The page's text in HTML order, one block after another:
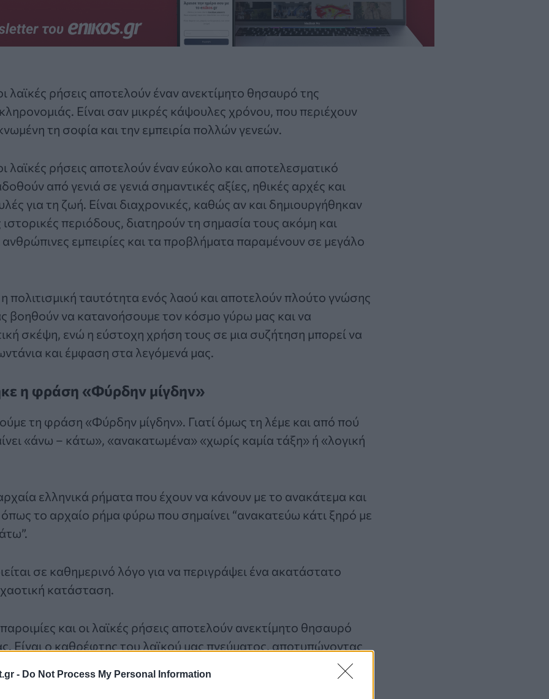
- Do Not Process My Personal Information
λαϊκές ρήσεις αποτελούν έναν ανεκτίμητο θησαυρό της
Είναι σαν μικρές κάψουλες χρόνου, που περιέχουν
τη σοφία και την εμπειρία πολλών γενεών.
λαϊκές ρήσεις αποτελούν έναν εύκολο και αποτελεσματικό
από γενιά σε γενιά σημαντικές αξίες, ηθικές αρχές και
για τη ζωή. Είναι διαχρονικές, καθώς αν και δημιουργήθηκαν
περιόδους, διατηρούν τη σημασία τους ακόμη και
εμπειρίες και τα προβλήματα παραμένουν σε μεγάλο
η πολιτισμική ταυτότητα ενός λαού και αποτελούν πλούτο γνώσης
βοηθούν να κατανοήσουμε τον κόσμο γύρω μας και να
σκέψη, ενώ η εύστοχη χρήση τους σε μια συζήτηση μπορεί να
και έμφαση στα λεγόμενά μας.
η φράση «Φύρδην μίγδην»
τη φράση «Φύρδην μίγδην». Γιατί όμως τη λέμε και από πού
«άνω – κάτω», «ανακατωμένα» «χωρίς καμία τάξη» ή «λογική
ελληνικά ρήματα που έχουν να κάνουν με το ανακάτεμα και
το αρχαίο ρήμα φύρω που σημαίνει “ανακατεύω κάτι ξηρό με
σε καθημερινό λόγο για να περιγράψει ένα ακατάστατο
κατάσταση.
και οι λαϊκές ρήσεις αποτελούν ανεκτίμητο θησαυρό
Είναι ο καθρέφτης του λαϊκού μας πνεύματος, αποτυπώνοντας
τις αξίες και την καθημερινότητα των προγόνων μας. Γι’ αυτό
τις μεταλαμπαδεύουμε στις επόμενες γενιές.